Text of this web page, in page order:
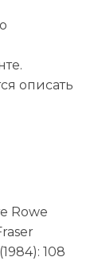
описать
Rowe
108